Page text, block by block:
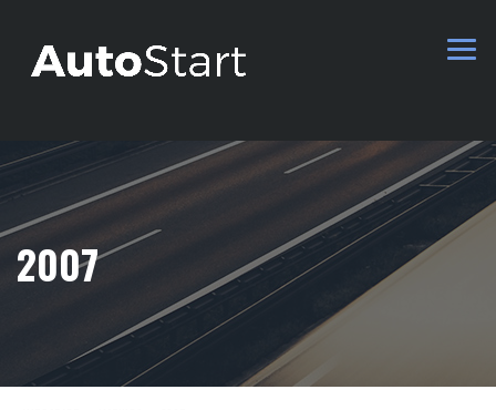
2007